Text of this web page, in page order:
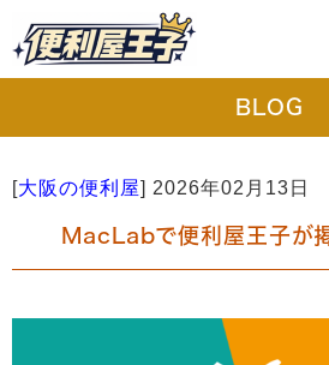
BLOG
[大阪の便利屋] 2026年02月13日
MacLabで便利屋王子が掲